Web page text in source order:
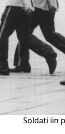
Soldati iin